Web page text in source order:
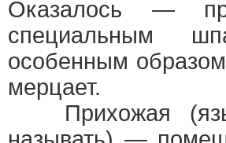
Оказалось —
специальным
особенным
мерцает.
Прихожая